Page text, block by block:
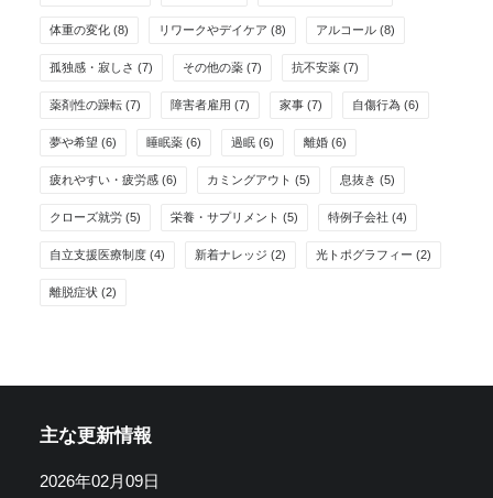
体重の変化 (8) リワークやデイケア (8) アルコール (8)
孤独感・寂しさ (7) その他の薬 (7) 抗不安薬 (7)
薬剤性の躁転 (7) 障害者雇用 (7) 家事 (7) 自傷行為 (6)
夢や希望 (6) 睡眠薬 (6) 過眠 (6) 離婚 (6)
疲れやすい・疲労感 (6) カミングアウト (5) 息抜き (5)
クローズ就労 (5) 栄養・サプリメント (5) 特例子会社 (4)
自立支援医療制度 (4) 新着ナレッジ (2) 光トポグラフィー (2)
離脱症状 (2)
主な更新情報
2026年02月09日